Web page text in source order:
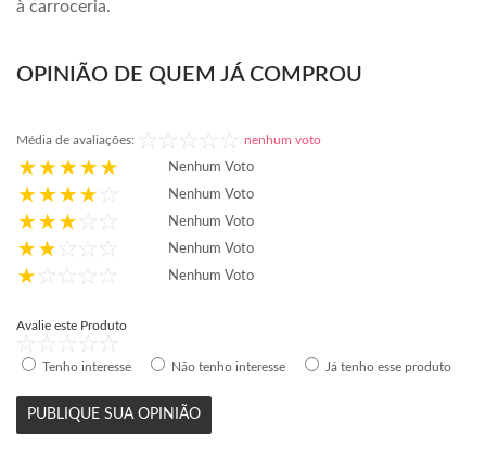
à carroceria.
OPINIÃO DE QUEM JÁ COMPROU
Média de avaliações: nenhum voto
Nenhum Voto
Nenhum Voto
Nenhum Voto
Nenhum Voto
Nenhum Voto
Avalie este Produto
Tenho interesse Não tenho interesse Já tenho esse produto
PUBLIQUE SUA OPINIÃO